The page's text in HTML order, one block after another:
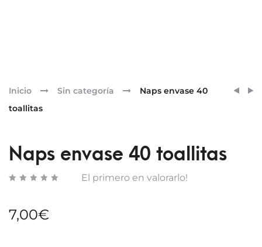
NAPS
Inicio Sin categoría
Naps envase 40
toallitas
Naps envase 40 toallitas
El primero en valorarlo!
7,00€